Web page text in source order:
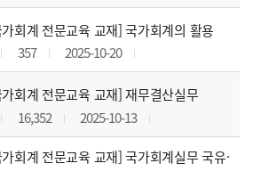
회계 전문교육 교재] 국가회계의 활용
357 2025-10-20
회계 전문교육 교재] 재무결산실무
16,352 2025-10-13
회계 전문교육 교재] 국가회계실무 국유·